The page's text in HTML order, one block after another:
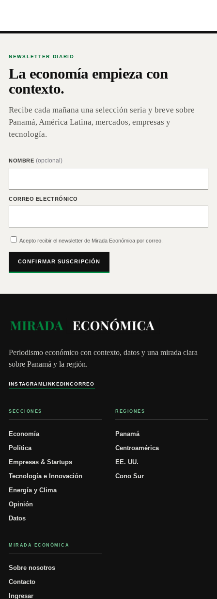
NEWSLETTER DIARIO
La economía empieza con
contexto.
Recibe cada mañana una selección seria y breve sobre
Panamá, América Latina, mercados, empresas y
tecnología.
NOMBRE (opcional)
CORREO ELECTRÓNICO
Acepto recibir el newsletter de Mirada Económica por correo.
CONFIRMAR SUSCRIPCIÓN
Periodismo económico con contexto, datos y una mirada clara
sobre Panamá y la región.
INSTAGRAMLINKEDINCORREO
SECCIONES
Economía
Política
Empresas & Startups
Tecnología e Innovación
Energía y Clima
Opinión
Datos
REGIONES
Panamá
Centroamérica
EE. UU.
Cono Sur
MIRADA ECONÓMICA
Sobre nosotros
Contacto
Ingresar